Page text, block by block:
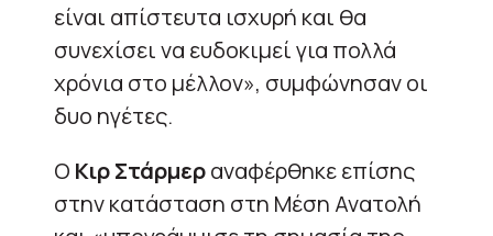
είναι απίστευτα ισχυρή και θα
συνεχίσει να ευδοκιμεί για πολλά
χρόνια στο μέλλον», συμφώνησαν οι
δυο ηγέτες.
Ο Κιρ Στάρμεραναφέρθηκε επίσης
στην κατάσταση στη Μέση Ανατολή